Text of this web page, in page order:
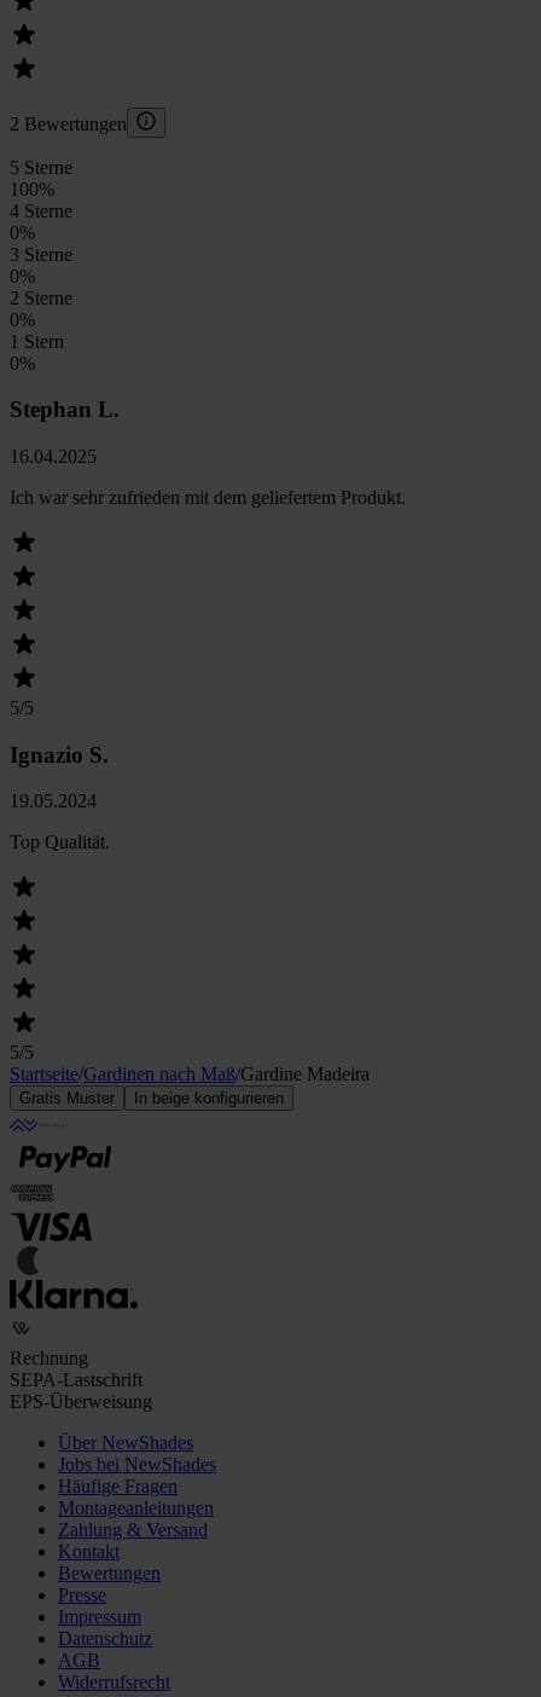
2 Bewertungen
5 Sterne
100%
4 Sterne
0%
3 Sterne
0%
2 Sterne
0%
1 Stern
0%
Stephan L.
16.04.2025
Ich war sehr zufrieden mit dem geliefertem Produkt.
5/5
Ignazio S.
19.05.2024
Top Qualität.
5/5
Startseite/Gardinen nach Maß/Gardine Madeira
Gratis Muster In beige konfigurieren
Rechnung
SEPA-Lastschrift
EPS-Überweisung
Über NewShades
Jobs bei NewShades
Häufige Fragen
Montageanleitungen
Zahlung & Versand
Kontakt
Bewertungen
Presse
Impressum
Datenschutz
AGB
Widerrufsrecht